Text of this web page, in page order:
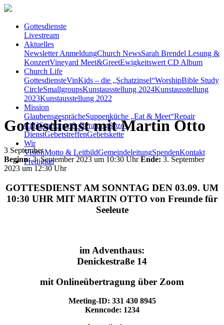
Gottesdienste
Livestream
Aktuelles
Newsletter AnmeldungChurch NewsSarah Brendel Lesung &
KonzertVineyard Meet&GreetEwigkeitswert CD Album
Church Life
GottesdiensteVinKids – die „Schatzinsel“WorshipBible Study
CircleSmallgroupsKunstausstellung 2024Kunstausstellung
2023Kunstausstellung 2022
Mission
GlaubensgesprächeSuppenküche „Eat & Meet“Repair
CaféSeelsorge & BeratungSozo-
DienstGebetstreffenGebetskette
Wir
VisionMotto & LeitbildGemeindeleitungSpendenKontakt
Predigten
Gottesdienst mit Martin Otto
3 September
Beginn:3. September 2023 um 10:30 UhrEnde: 3. September
2023 um 12:30 Uhr
GOTTESDIENST AM SONNTAG DEN 03.09. UM
10:30 UHR MIT MARTIN OTTO von Freunde für
Seeleute
im Adventhaus:
Denickestraße 14
mit Onlineübertragung über Zoom
Meeting-ID: 331 430 8945
Kenncode: 1234